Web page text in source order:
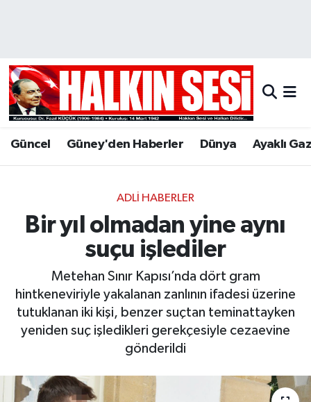
Güncel Güney'den Haberler Dünya Ayaklı
ADLI HABERLER
Bir yıl olmadan yine aynı
suçu işlediler
Metehan Sınır Kapısı’nda dört gram
hintkeneviriyle yakalanan zanlının ifadesi üzerine
tutuklanan iki kişi, benzer suçtan teminattayken
yeniden suç işledikleri gerekçesiyle cezaevine
gönderildi
Hava Durumu
Trafik Durumu
Tüm Manşetler
Son Dakika Haberleri